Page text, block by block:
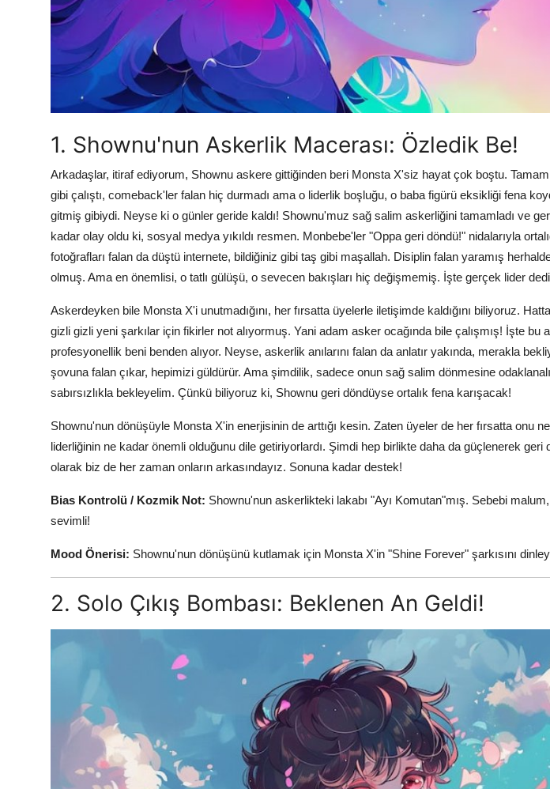
1. Shownu'nun Askerlik Macerası: Özledik Be!
Arkadaşlar, itiraf ediyorum, Shownu askere gittiğinden beri Monsta X'siz hayat çok boştu.
gibi çalıştı, comeback'ler falan hiç durmadı ama o liderlik boşluğu, o baba figürü eksikliği fena
gitmiş gibiydi. Neyse ki o günler geride kaldı! Shownu'muz sağ salim askerliğini tamamladı ve
kadar olay oldu ki, sosyal medya yıkıldı resmen. Monbebe'ler "Oppa geri döndü!" nidalarıyla
fotoğrafları falan da düştü internete, bildiğiniz gibi taş gibi maşallah. Disiplin falan yaramış
olmuş. Ama en önemlisi, o tatlı gülüşü, o sevecen bakışları hiç değişmemiş. İşte gerçek lider
Askerdeyken bile Monsta X'i unutmadığını, her fırsatta üyelerle iletişimde kaldığını biliyoruz.
gizli gizli yeni şarkılar için fikirler not alıyormuş. Yani adam asker ocağında bile çalışmış! İşte bu
profesyonellik beni benden alıyor. Neyse, askerlik anılarını falan da anlatır yakında, merakla
şovuna falan çıkar, hepimizi güldürür. Ama şimdilik, sadece onun sağ salim dönmesine
sabırsızlıkla bekleyelim. Çünkü biliyoruz ki, Shownu geri döndüyse ortalık fena karışacak!
Shownu'nun dönüşüyle Monsta X'in enerjisinin de arttığı kesin. Zaten üyeler de her fırsatta onu
liderliğinin ne kadar önemli olduğunu dile getiriyorlardı. Şimdi hep birlikte daha da güçlenerek geri
olarak biz de her zaman onların arkasındayız. Sonuna kadar destek!
Bias Kontrolü / Kozmik Not: Shownu'nun askerlikteki lakabı "Ayı Komutan"mış. Sebebi
sevimli!
Mood Önerisi: Shownu'nun dönüşünü kutlamak için Monsta X'in "Shine Forever" şarkısını
2. Solo Çıkış Bombası: Beklenen An Geldi!